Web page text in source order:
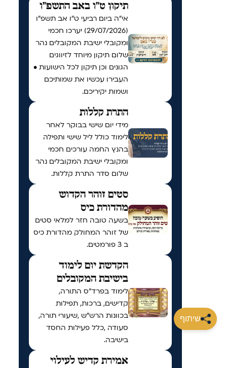
שיתוף
תיקון ט"ו באב התשפ"ו
אי"ה ביום רביעי ט״ו אב תשפ״ו
(29/07/2026) יערכו חכמי
ומקובלי ישיבת המקובלים נהר
שלום תיקון מיוחד לזיווגים
הגונים וכן תיקון לכל הישועות •
העבירו עכשיו את שמותיכם
ושמות יקיריכם.
התרת קללות
מידי יום שישי בבוקר לאחר
לימוד כולל ליל שישי ותפילה
בהנץ החמה עורכים חכמי
ומקובלי ישיבת המקובלים נהר
שלום סדר התרת קללות.
סטים זוהר הקדוש
מהדורת כיס
בשעה טובה חזר למלאי סטים
של זוהר המחולק מהדורת כיס
ב 3 פורמטים.
הקדשת יום לימוד
בישיבת המקובלים
לימוד בפרד"ס התורה,
קדישים, ברכות, תפילות
בכוונות הרש"ש ,שיעורי תורה,
סעודה ,כלל פעילות החסד
בישיבה.
אמירת קדיש לעילוי